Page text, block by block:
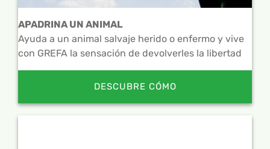
APADRINA UN ANIMAL
Ayuda a un animal salvaje herido o enfermo y vive
con GREFA la sensación de devolverles la libertad
DESCUBRE CÓMO